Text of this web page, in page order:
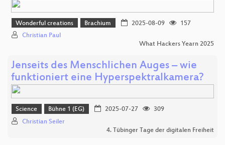
Wonderful creations Brachium 2025-08-09
157
Christian Paul
What Hackers Yearn 2025
Jenseits des Menschlichen Auges – wie
funktioniert eine Hyperspektralkamera?
Science Bühne 1 (EG) 2025-07-27
309
Christian Seiler
4. Tübinger Tage der digitalen Freiheit